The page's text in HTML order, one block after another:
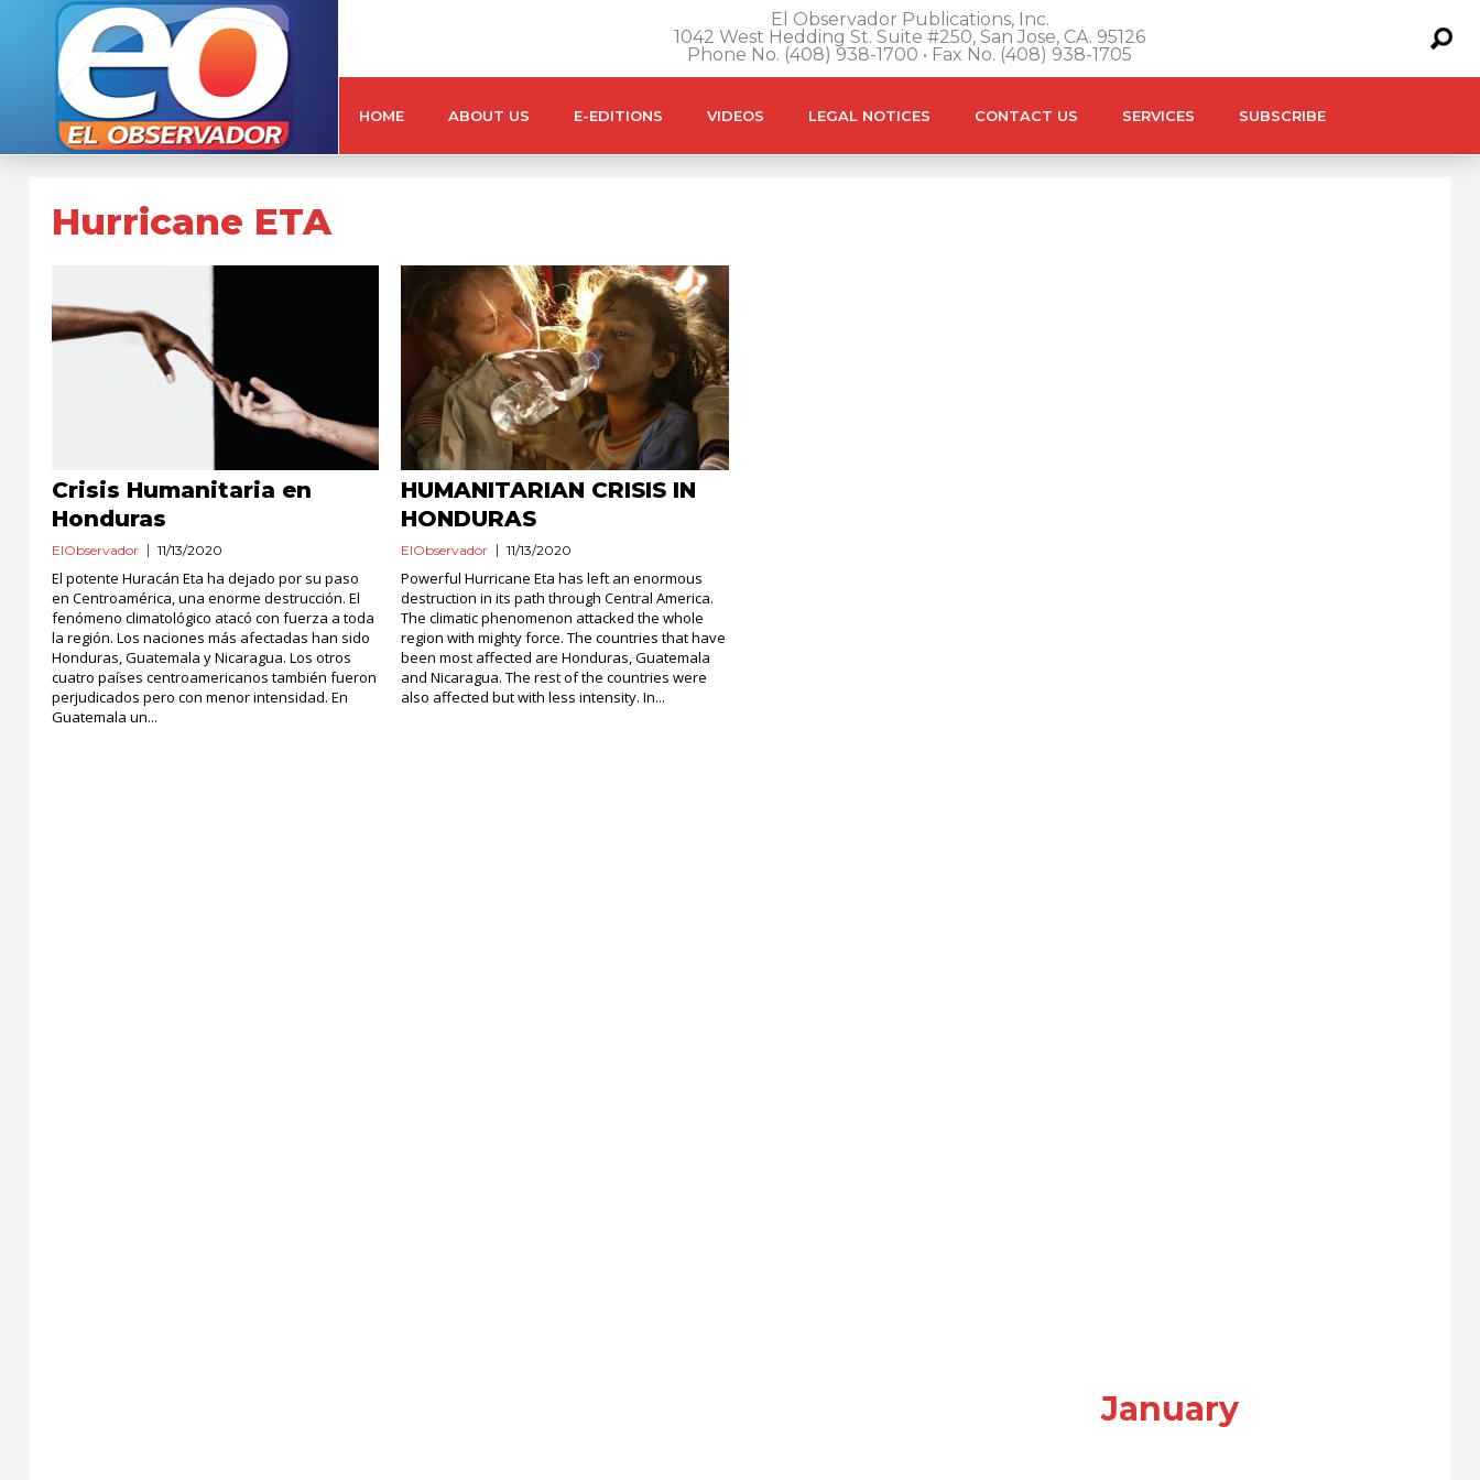
El Observador Publications, Inc.
1042 West Hedding St. Suite #250, San Jose, CA. 95126
Phone No. (408) 938-1700 • Fax No. (408) 938-1705
HOME ABOUT US E-EDITIONS VIDEOS LEGAL NOTICES CONTACT US SERVICES SUBSCRIBE
Hurricane ETA
Crisis Humanitaria en
Honduras
ElObservador 11/13/2020
El potente Huracán Eta ha dejado por su paso
en Centroamérica, una enorme destrucción. El
fenómeno climatológico atacó con fuerza a toda
la región. Los naciones más afectadas han sido
Honduras, Guatemala y Nicaragua. Los otros
cuatro países centroamericanos también fueron
perjudicados pero con menor intensidad. En
Guatemala un...
HUMANITARIAN CRISIS IN
HONDURAS
ElObservador 11/13/2020
Powerful Hurricane Eta has left an enormous
destruction in its path through Central America.
The climatic phenomenon attacked the whole
region with mighty force. The countries that have
been most affected are Honduras, Guatemala
and Nicaragua. The rest of the countries were
also affected but with less intensity. In...
January